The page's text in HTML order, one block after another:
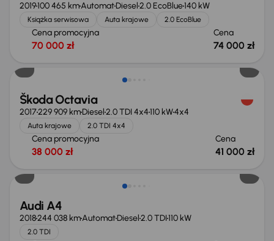
2019100 465 kmAutomatDiesel2.0 EcoBlue140 kW
Książka serwisowa Auta krajowe 2.0 EcoBlue
Cena promocyjna
70 000 zł
Cena
74 000 zł
Škoda Octavia
2017229 909 kmDiesel2.0 TDI 4x4110 kW4x4
Auta krajowe 2.0 TDI 4x4
Cena promocyjna
38 000 zł
Cena
41 000 zł
Możliwość odliczenia VAT
Audi A4
2018244 038 kmAutomatDiesel2.0 TDI110 kW
2.0 TDI